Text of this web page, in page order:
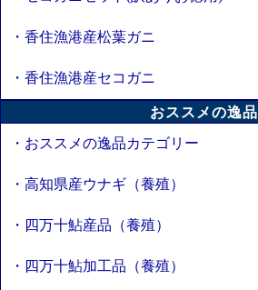
・香住漁港産松葉ガニ
・香住漁港産セコガニ
おススメの逸品
・おススメの逸品カテゴリー
・高知県産ウナギ（養殖）
・四万十鮎産品（養殖）
・四万十鮎加工品（養殖）